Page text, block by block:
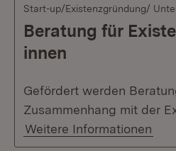
Start-up/Existenzgründung/
Beratung für
innen
Gefördert werden
Zusammenhang mit der
Weitere Informationen